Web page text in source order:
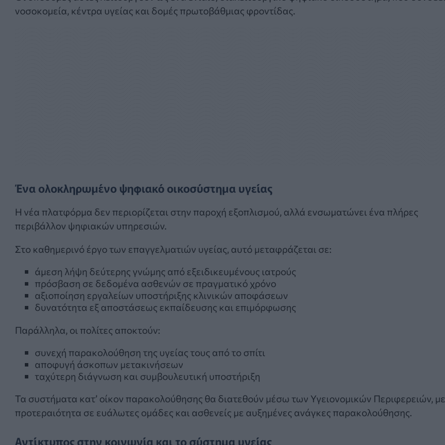
νοσοκομεία, κέντρα υγείας και δομές πρωτοβάθμιας φροντίδας.
Ένα ολοκληρωμένο ψηφιακό οικοσύστημα υγείας
Η νέα πλατφόρμα δεν περιορίζεται στην παροχή εξοπλισμού, αλλά ενσωματώνει ένα πλήρες
περιβάλλον ψηφιακών υπηρεσιών.
Στο καθημερινό έργο των επαγγελματιών υγείας, αυτό μεταφράζεται σε:
άμεση λήψη δεύτερης γνώμης από εξειδικευμένους ιατρούς
πρόσβαση σε δεδομένα ασθενών σε πραγματικό χρόνο
αξιοποίηση εργαλείων υποστήριξης κλινικών αποφάσεων
δυνατότητα εξ αποστάσεως εκπαίδευσης και επιμόρφωσης
Παράλληλα, οι πολίτες αποκτούν:
συνεχή παρακολούθηση της υγείας τους από το σπίτι
αποφυγή άσκοπων μετακινήσεων
ταχύτερη διάγνωση και συμβουλευτική υποστήριξη
Τα συστήματα κατ’ οίκον παρακολούθησης θα διατεθούν μέσω των Υγειονομικών Περιφερειών, με
προτεραιότητα σε ευάλωτες ομάδες και ασθενείς με αυξημένες ανάγκες παρακολούθησης.
Αντίκτυπος στην κοινωνία και το σύστημα υγείας